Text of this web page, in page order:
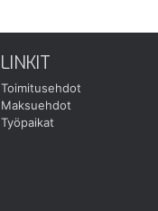
LINKIT
Toimitusehdot
Maksuehdot
Työpaikat